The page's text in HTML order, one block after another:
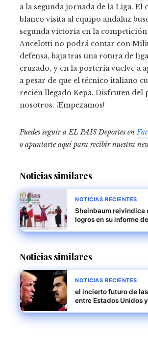
a la segunda jornada de la Liga. El
blanco visita al equipo andaluz
segunda victoria en la
Ancelotti no podrá contar con
defensa, baja tras una rotura de
cruzado, y en la portería vuelve a
a pesar de que el técnico italiano
recién llegado Kepa. Disfruten del
nosotros. ¡Empezamos!
Puedes seguir a EL PAÍS Deportes en
o apuntarte aquí para recibirnuestra
Noticias similares
NOTICIAS RECIENTES
Sheinbaum reivindica
logros en su informe
Noticias similares
NOTICIAS RECIENTES
el incierto futuro de
entre Estados Unidos